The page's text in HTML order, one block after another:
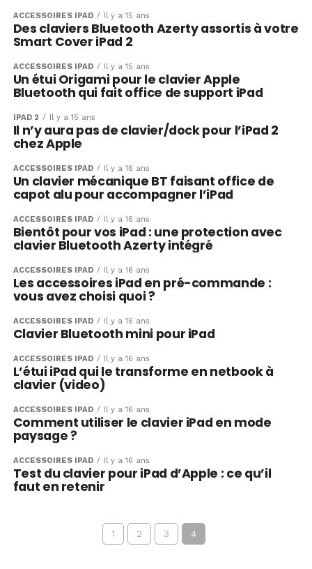
ACCESSOIRES IPAD Il y a 15 ans
Des claviers Bluetooth Azerty assortis à votre
Smart Cover iPad 2
ACCESSOIRES IPAD Il y a 15 ans
Un étui Origami pour le clavier Apple
Bluetooth qui fait office de support iPad
IPAD 2 Il y a 15 ans
Il n’y aura pas de clavier/dock pour l’iPad 2
chez Apple
ACCESSOIRES IPAD Il y a 16 ans
Un clavier mécanique BT faisant office de
capot alu pour accompagner l’iPad
ACCESSOIRES IPAD Il y a 16 ans
Bientôt pour vos iPad : une protection avec
clavier Bluetooth Azerty intégré
ACCESSOIRES IPAD Il y a 16 ans
Les accessoires iPad en pré-commande :
vous avez choisi quoi ?
ACCESSOIRES IPAD Il y a 16 ans
Clavier Bluetooth mini pour iPad
ACCESSOIRES IPAD Il y a 16 ans
L’étui iPad qui le transforme en netbook à
clavier (video)
ACCESSOIRES IPAD Il y a 16 ans
Comment utiliser le clavier iPad en mode
paysage ?
ACCESSOIRES IPAD Il y a 16 ans
Test du clavier pour iPad d’Apple : ce qu’il
faut en retenir
1 2 3 4